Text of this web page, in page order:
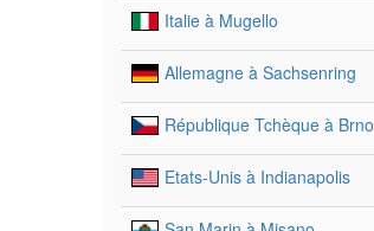
Italie à Mugello
Allemagne à Sachsenring
République Tchèque à Brno
Etats-Unis à Indianapolis